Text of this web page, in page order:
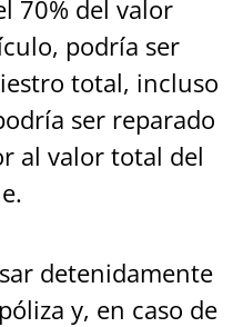
70% del valor
podría ser
total, incluso
ser reparado
al valor total del
detenidamente
y, en caso de